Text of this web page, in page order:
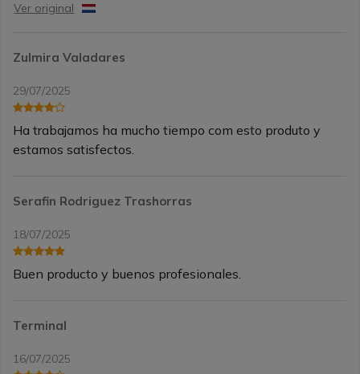
Ver original
Zulmira Valadares
29/07/2025
Ha trabajamos ha mucho tiempo com esto produto y
estamos satisfectos.
Serafin Rodriguez Trashorras
18/07/2025
Buen producto y buenos profesionales.
Terminal
16/07/2025